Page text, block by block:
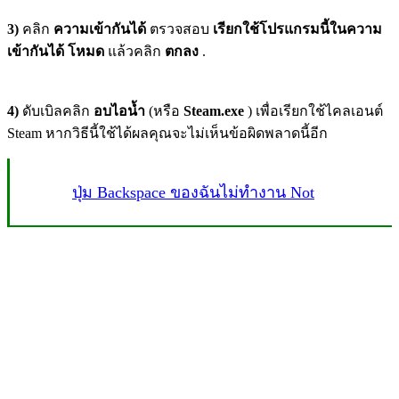
3) คลิก ความเข้ากันได้ ตรวจสอบ เรียกใช้โปรแกรมนี้ในความ
เข้ากันได้ โหมด แล้วคลิก ตกลง .
4) ดับเบิลคลิก อบไอน้ำ (หรือ Steam.exe ) เพื่อเรียกใช้ไคลเอนต์
Steam หากวิธีนี้ใช้ได้ผลคุณจะไม่เห็นข้อผิดพลาดนี้อีก
ปุ่ม Backspace ของฉันไม่ทำงาน Not